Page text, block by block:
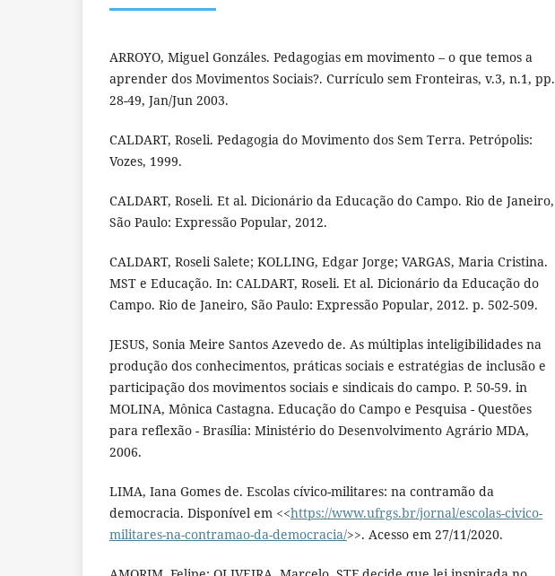
ARROYO, Miguel Gonzáles. Pedagogias em movimento – o que temos a
aprender dos Movimentos Sociais?. Currículo sem Fronteiras, v.3, n.1, pp.
28-49, Jan/Jun 2003.
CALDART, Roseli. Pedagogia do Movimento dos Sem Terra. Petrópolis:
Vozes, 1999.
CALDART, Roseli. Et al. Dicionário da Educação do Campo. Rio de Janeiro,
São Paulo: Expressão Popular, 2012.
CALDART, Roseli Salete; KOLLING, Edgar Jorge; VARGAS, Maria Cristina.
MST e Educação. In: CALDART, Roseli. Et al. Dicionário da Educação do
Campo. Rio de Janeiro, São Paulo: Expressão Popular, 2012. p. 502-509.
JESUS, Sonia Meire Santos Azevedo de. As múltiplas inteligibilidades na
produção dos conhecimentos, práticas sociais e estratégias de inclusão e
participação dos movimentos sociais e sindicais do campo. P. 50-59. in
MOLINA, Mônica Castagna. Educação do Campo e Pesquisa - Questões
para reflexão - Brasília: Ministério do Desenvolvimento Agrário MDA,
2006.
LIMA, Iana Gomes de. Escolas cívico-militares: na contramão da
democracia. Disponível em <<https://www.ufrgs.br/jornal/escolas-civico-
militares-na-contramao-da-democracia/>>. Acesso em 27/11/2020.